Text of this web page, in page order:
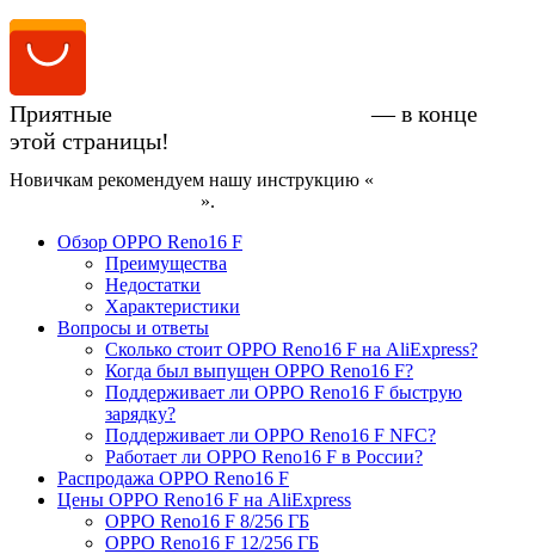
Приятные
— в конце
этой страницы!
Новичкам рекомендуем нашу инструкцию «
».
Обзор OPPO Reno16 F
Преимущества
Недостатки
Характеристики
Вопросы и ответы
Сколько стоит OPPO Reno16 F на AliExpress?
Когда был выпущен OPPO Reno16 F?
Поддерживает ли OPPO Reno16 F быструю
зарядку?
Поддерживает ли OPPO Reno16 F NFC?
Работает ли OPPO Reno16 F в России?
Распродажа OPPO Reno16 F
Цены OPPO Reno16 F на AliExpress
OPPO Reno16 F 8/256 ГБ
OPPO Reno16 F 12/256 ГБ